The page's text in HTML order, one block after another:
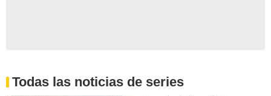
Todas las noticias de series